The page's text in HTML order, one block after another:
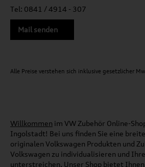
Tel: 0841 / 4914 - 307
Mail senden
Alle Preise verstehen sich inklusive gesetzlicher
Willkommen im VW Zubehör Online-
Ingolstadt! Bei uns finden Sie eine
originalen Volkswagen Produkten und
Volkswagen zu individualisieren und
unterstreichen. Unser Shop bietet Ihnen